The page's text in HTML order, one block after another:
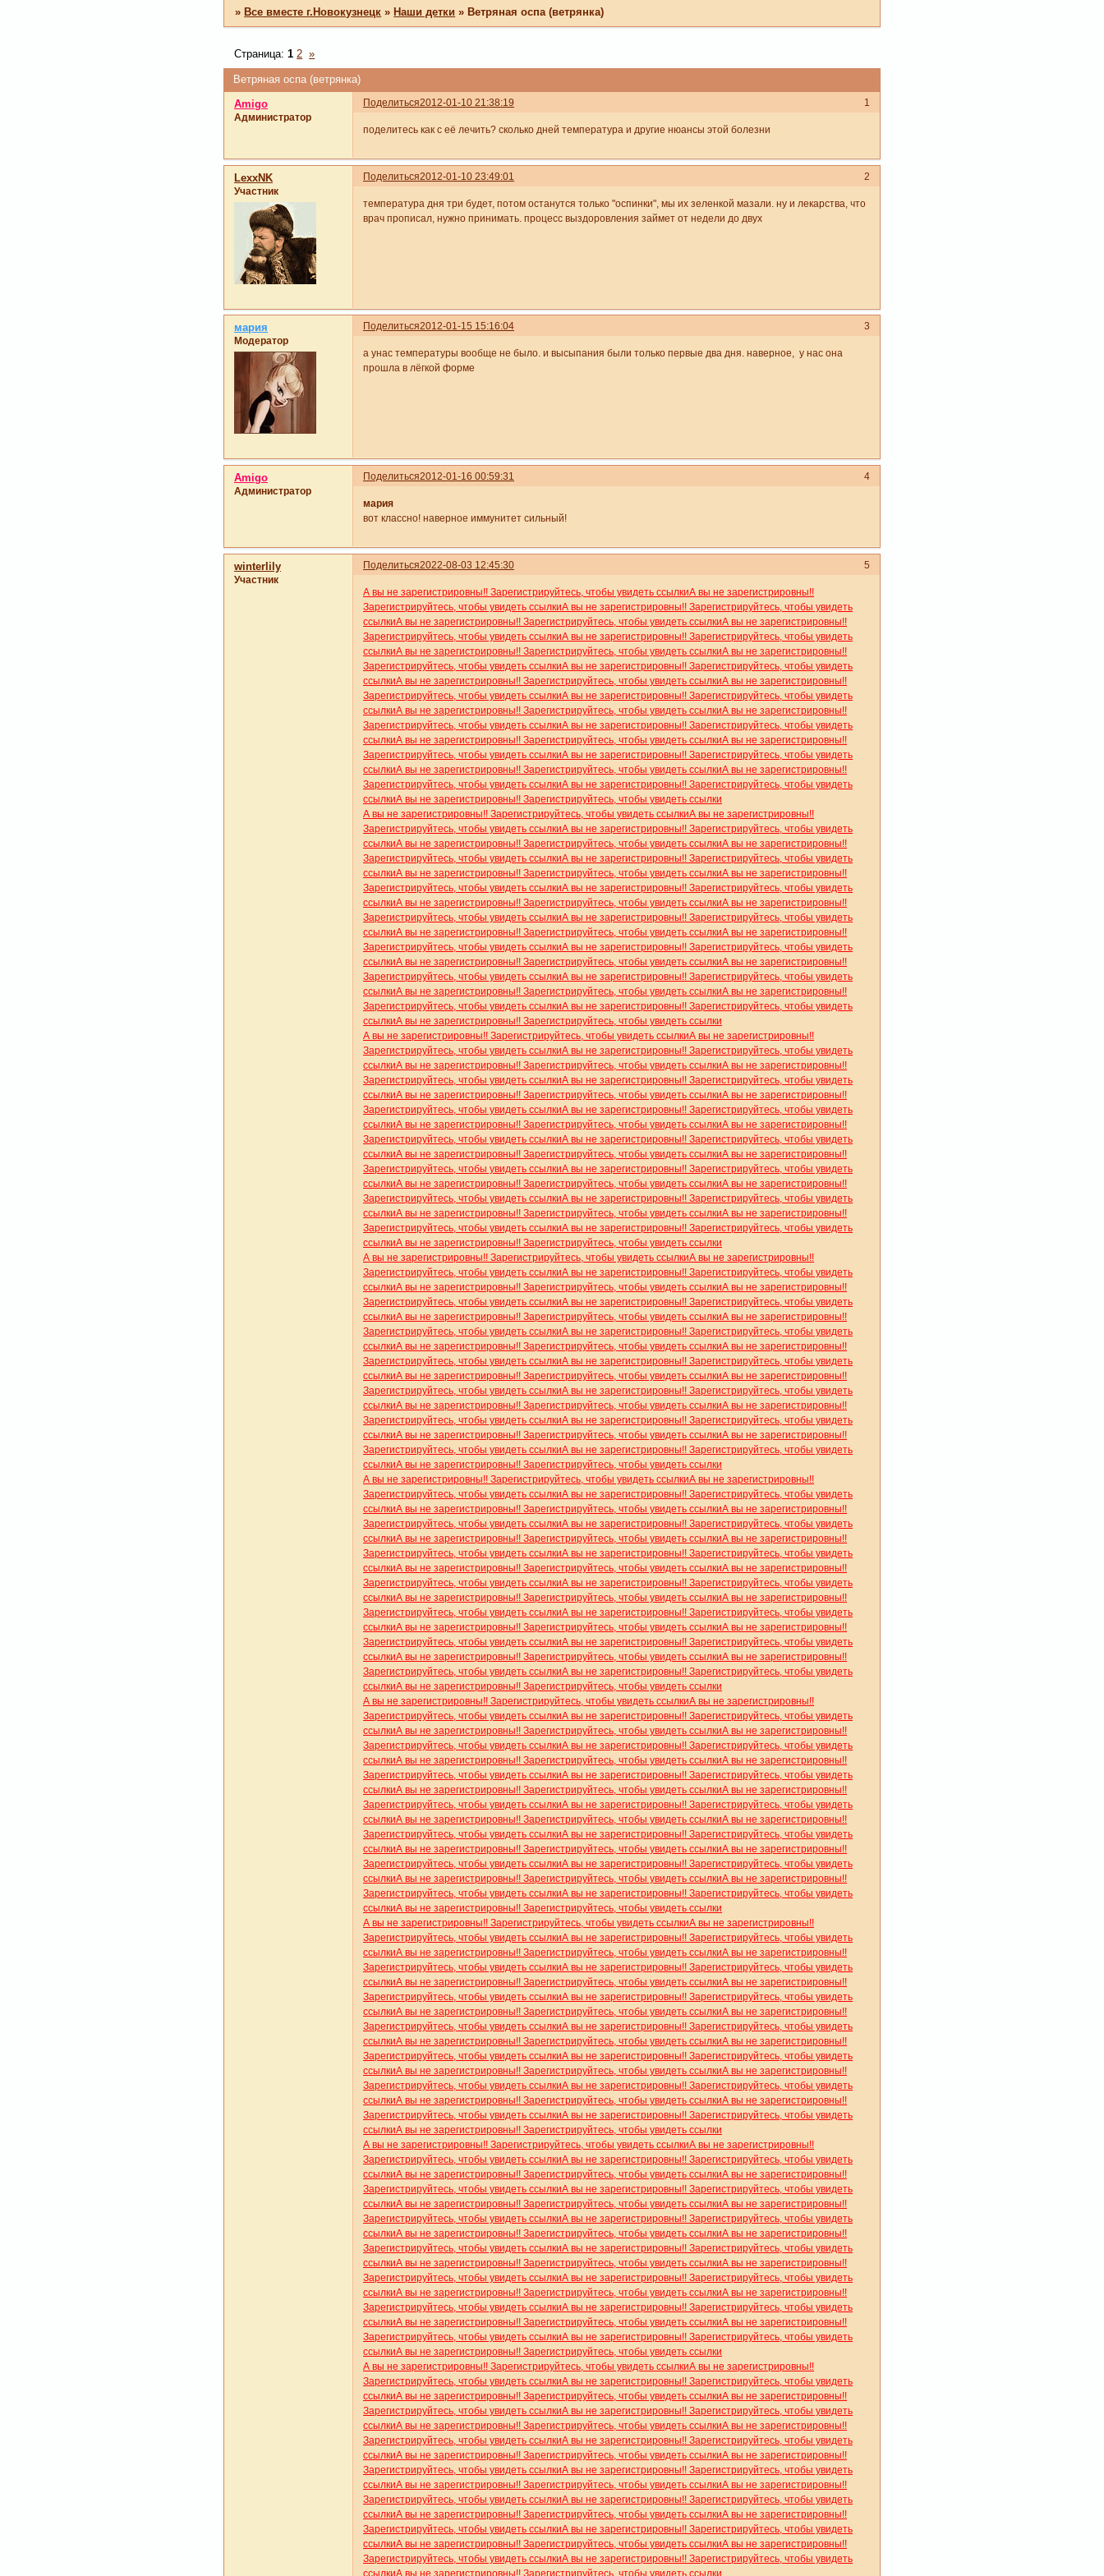
»Все вместе г.Новокузнецк »Наши детки »Ветряная оспа (ветрянка)
Ветряная оспа (ветрянка)
Страница:1 2 »
Поделиться 1
2012-01-10 21:38:19
Amigo
Администратор
поделитесь как с её лечить? сколько дней температура и другие нюансы этой болезни
Поделиться 2
2012-01-10 23:49:01
LexxNK
Участник
температура дня три будет, потом останутся только "оспинки", мы их зеленкой мазали. ну и лекарства, что
врач прописал, нужно принимать. процесс выздоровления займет от недели до двух
Поделиться 3
2012-01-15 15:16:04
мария
Модератор
а унас температуры вообще не было. и высыпания были только первые два дня. наверное, у нас она
прошла в лёгкой форме
Поделиться 4
2012-01-16 00:59:31
Amigo
Администратор
мария
вот классно! наверное иммунитет сильный!
Поделиться 5
2022-08-03 12:45:30
winterlily
Участник
А вы не зарегистрировны!! Зарегистрируйтесь, чтобы увидеть ссылкиА вы не зарегистрировны!!
Зарегистрируйтесь, чтобы увидеть ссылкиА вы не зарегистрировны!! Зарегистрируйтесь, чтобы увидеть
ссылкиА вы не зарегистрировны!! Зарегистрируйтесь, чтобы увидеть ссылкиА вы не зарегистрировны!!
Зарегистрируйтесь, чтобы увидеть ссылкиА вы не зарегистрировны!! Зарегистрируйтесь, чтобы увидеть
ссылкиА вы не зарегистрировны!! Зарегистрируйтесь, чтобы увидеть ссылкиА вы не зарегистрировны!!
Зарегистрируйтесь, чтобы увидеть ссылкиА вы не зарегистрировны!! Зарегистрируйтесь, чтобы увидеть
ссылкиА вы не зарегистрировны!! Зарегистрируйтесь, чтобы увидеть ссылкиА вы не зарегистрировны!!
Зарегистрируйтесь, чтобы увидеть ссылкиА вы не зарегистрировны!! Зарегистрируйтесь, чтобы увидеть
ссылкиА вы не зарегистрировны!! Зарегистрируйтесь, чтобы увидеть ссылкиА вы не зарегистрировны!!
Зарегистрируйтесь, чтобы увидеть ссылкиА вы не зарегистрировны!! Зарегистрируйтесь, чтобы увидеть
ссылкиА вы не зарегистрировны!! Зарегистрируйтесь, чтобы увидеть ссылкиА вы не зарегистрировны!!
Зарегистрируйтесь, чтобы увидеть ссылкиА вы не зарегистрировны!! Зарегистрируйтесь, чтобы увидеть
ссылкиА вы не зарегистрировны!! Зарегистрируйтесь, чтобы увидеть ссылкиА вы не зарегистрировны!!
Зарегистрируйтесь, чтобы увидеть ссылкиА вы не зарегистрировны!! Зарегистрируйтесь, чтобы увидеть
ссылкиА вы не зарегистрировны!! Зарегистрируйтесь, чтобы увидеть ссылки
А вы не зарегистрировны!! Зарегистрируйтесь, чтобы увидеть ссылкиА вы не зарегистрировны!!
Зарегистрируйтесь, чтобы увидеть ссылкиА вы не зарегистрировны!! Зарегистрируйтесь, чтобы увидеть
ссылкиА вы не зарегистрировны!! Зарегистрируйтесь, чтобы увидеть ссылкиА вы не зарегистрировны!!
Зарегистрируйтесь, чтобы увидеть ссылкиА вы не зарегистрировны!! Зарегистрируйтесь, чтобы увидеть
ссылкиА вы не зарегистрировны!! Зарегистрируйтесь, чтобы увидеть ссылкиА вы не зарегистрировны!!
Зарегистрируйтесь, чтобы увидеть ссылкиА вы не зарегистрировны!! Зарегистрируйтесь, чтобы увидеть
ссылкиА вы не зарегистрировны!! Зарегистрируйтесь, чтобы увидеть ссылкиА вы не зарегистрировны!!
Зарегистрируйтесь, чтобы увидеть ссылкиА вы не зарегистрировны!! Зарегистрируйтесь, чтобы увидеть
ссылкиА вы не зарегистрировны!! Зарегистрируйтесь, чтобы увидеть ссылкиА вы не зарегистрировны!!
Зарегистрируйтесь, чтобы увидеть ссылкиА вы не зарегистрировны!! Зарегистрируйтесь, чтобы увидеть
ссылкиА вы не зарегистрировны!! Зарегистрируйтесь, чтобы увидеть ссылкиА вы не зарегистрировны!!
Зарегистрируйтесь, чтобы увидеть ссылкиА вы не зарегистрировны!! Зарегистрируйтесь, чтобы увидеть
ссылкиА вы не зарегистрировны!! Зарегистрируйтесь, чтобы увидеть ссылкиА вы не зарегистрировны!!
Зарегистрируйтесь, чтобы увидеть ссылкиА вы не зарегистрировны!! Зарегистрируйтесь, чтобы увидеть
ссылкиА вы не зарегистрировны!! Зарегистрируйтесь, чтобы увидеть ссылки
А вы не зарегистрировны!! Зарегистрируйтесь, чтобы увидеть ссылкиА вы не зарегистрировны!!
Зарегистрируйтесь, чтобы увидеть ссылкиА вы не зарегистрировны!! Зарегистрируйтесь, чтобы увидеть
ссылкиА вы не зарегистрировны!! Зарегистрируйтесь, чтобы увидеть ссылкиА вы не зарегистрировны!!
Зарегистрируйтесь, чтобы увидеть ссылкиА вы не зарегистрировны!! Зарегистрируйтесь, чтобы увидеть
ссылкиА вы не зарегистрировны!! Зарегистрируйтесь, чтобы увидеть ссылкиА вы не зарегистрировны!!
Зарегистрируйтесь, чтобы увидеть ссылкиА вы не зарегистрировны!! Зарегистрируйтесь, чтобы увидеть
ссылкиА вы не зарегистрировны!! Зарегистрируйтесь, чтобы увидеть ссылкиА вы не зарегистрировны!!
Зарегистрируйтесь, чтобы увидеть ссылкиА вы не зарегистрировны!! Зарегистрируйтесь, чтобы увидеть
ссылкиА вы не зарегистрировны!! Зарегистрируйтесь, чтобы увидеть ссылкиА вы не зарегистрировны!!
Зарегистрируйтесь, чтобы увидеть ссылкиА вы не зарегистрировны!! Зарегистрируйтесь, чтобы увидеть
ссылкиА вы не зарегистрировны!! Зарегистрируйтесь, чтобы увидеть ссылкиА вы не зарегистрировны!!
Зарегистрируйтесь, чтобы увидеть ссылкиА вы не зарегистрировны!! Зарегистрируйтесь, чтобы увидеть
ссылкиА вы не зарегистрировны!! Зарегистрируйтесь, чтобы увидеть ссылкиА вы не зарегистрировны!!
Зарегистрируйтесь, чтобы увидеть ссылкиА вы не зарегистрировны!! Зарегистрируйтесь, чтобы увидеть
ссылкиА вы не зарегистрировны!! Зарегистрируйтесь, чтобы увидеть ссылки
А вы не зарегистрировны!! Зарегистрируйтесь, чтобы увидеть ссылкиА вы не зарегистрировны!!
Зарегистрируйтесь, чтобы увидеть ссылкиА вы не зарегистрировны!! Зарегистрируйтесь, чтобы увидеть
ссылкиА вы не зарегистрировны!! Зарегистрируйтесь, чтобы увидеть ссылкиА вы не зарегистрировны!!
Зарегистрируйтесь, чтобы увидеть ссылкиА вы не зарегистрировны!! Зарегистрируйтесь, чтобы увидеть
ссылкиА вы не зарегистрировны!! Зарегистрируйтесь, чтобы увидеть ссылкиА вы не зарегистрировны!!
Зарегистрируйтесь, чтобы увидеть ссылкиА вы не зарегистрировны!! Зарегистрируйтесь, чтобы увидеть
ссылкиА вы не зарегистрировны!! Зарегистрируйтесь, чтобы увидеть ссылкиА вы не зарегистрировны!!
Зарегистрируйтесь, чтобы увидеть ссылкиА вы не зарегистрировны!! Зарегистрируйтесь, чтобы увидеть
ссылкиА вы не зарегистрировны!! Зарегистрируйтесь, чтобы увидеть ссылкиА вы не зарегистрировны!!
Зарегистрируйтесь, чтобы увидеть ссылкиА вы не зарегистрировны!! Зарегистрируйтесь, чтобы увидеть
ссылкиА вы не зарегистрировны!! Зарегистрируйтесь, чтобы увидеть ссылкиА вы не зарегистрировны!!
Зарегистрируйтесь, чтобы увидеть ссылкиА вы не зарегистрировны!! Зарегистрируйтесь, чтобы увидеть
ссылкиА вы не зарегистрировны!! Зарегистрируйтесь, чтобы увидеть ссылкиА вы не зарегистрировны!!
Зарегистрируйтесь, чтобы увидеть ссылкиА вы не зарегистрировны!! Зарегистрируйтесь, чтобы увидеть
ссылкиА вы не зарегистрировны!! Зарегистрируйтесь, чтобы увидеть ссылки
А вы не зарегистрировны!! Зарегистрируйтесь, чтобы увидеть ссылкиА вы не зарегистрировны!!
Зарегистрируйтесь, чтобы увидеть ссылкиА вы не зарегистрировны!! Зарегистрируйтесь, чтобы увидеть
ссылкиА вы не зарегистрировны!! Зарегистрируйтесь, чтобы увидеть ссылкиА вы не зарегистрировны!!
Зарегистрируйтесь, чтобы увидеть ссылкиА вы не зарегистрировны!! Зарегистрируйтесь, чтобы увидеть
ссылкиА вы не зарегистрировны!! Зарегистрируйтесь, чтобы увидеть ссылкиА вы не зарегистрировны!!
Зарегистрируйтесь, чтобы увидеть ссылкиА вы не зарегистрировны!! Зарегистрируйтесь, чтобы увидеть
ссылкиА вы не зарегистрировны!! Зарегистрируйтесь, чтобы увидеть ссылкиА вы не зарегистрировны!!
Зарегистрируйтесь, чтобы увидеть ссылкиА вы не зарегистрировны!! Зарегистрируйтесь, чтобы увидеть
ссылкиА вы не зарегистрировны!! Зарегистрируйтесь, чтобы увидеть ссылкиА вы не зарегистрировны!!
Зарегистрируйтесь, чтобы увидеть ссылкиА вы не зарегистрировны!! Зарегистрируйтесь, чтобы увидеть
ссылкиА вы не зарегистрировны!! Зарегистрируйтесь, чтобы увидеть ссылкиА вы не зарегистрировны!!
Зарегистрируйтесь, чтобы увидеть ссылкиА вы не зарегистрировны!! Зарегистрируйтесь, чтобы увидеть
ссылкиА вы не зарегистрировны!! Зарегистрируйтесь, чтобы увидеть ссылкиА вы не зарегистрировны!!
Зарегистрируйтесь, чтобы увидеть ссылкиА вы не зарегистрировны!! Зарегистрируйтесь, чтобы увидеть
ссылкиА вы не зарегистрировны!! Зарегистрируйтесь, чтобы увидеть ссылки
А вы не зарегистрировны!! Зарегистрируйтесь, чтобы увидеть ссылкиА вы не зарегистрировны!!
Зарегистрируйтесь, чтобы увидеть ссылкиА вы не зарегистрировны!! Зарегистрируйтесь, чтобы увидеть
ссылкиА вы не зарегистрировны!! Зарегистрируйтесь, чтобы увидеть ссылкиА вы не зарегистрировны!!
Зарегистрируйтесь, чтобы увидеть ссылкиА вы не зарегистрировны!! Зарегистрируйтесь, чтобы увидеть
ссылкиА вы не зарегистрировны!! Зарегистрируйтесь, чтобы увидеть ссылкиА вы не зарегистрировны!!
Зарегистрируйтесь, чтобы увидеть ссылкиА вы не зарегистрировны!! Зарегистрируйтесь, чтобы увидеть
ссылкиА вы не зарегистрировны!! Зарегистрируйтесь, чтобы увидеть ссылкиА вы не зарегистрировны!!
Зарегистрируйтесь, чтобы увидеть ссылкиА вы не зарегистрировны!! Зарегистрируйтесь, чтобы увидеть
ссылкиА вы не зарегистрировны!! Зарегистрируйтесь, чтобы увидеть ссылкиА вы не зарегистрировны!!
Зарегистрируйтесь, чтобы увидеть ссылкиА вы не зарегистрировны!! Зарегистрируйтесь, чтобы увидеть
ссылкиА вы не зарегистрировны!! Зарегистрируйтесь, чтобы увидеть ссылкиА вы не зарегистрировны!!
Зарегистрируйтесь, чтобы увидеть ссылкиА вы не зарегистрировны!! Зарегистрируйтесь, чтобы увидеть
ссылкиА вы не зарегистрировны!! Зарегистрируйтесь, чтобы увидеть ссылкиА вы не зарегистрировны!!
Зарегистрируйтесь, чтобы увидеть ссылкиА вы не зарегистрировны!! Зарегистрируйтесь, чтобы увидеть
ссылкиА вы не зарегистрировны!! Зарегистрируйтесь, чтобы увидеть ссылки
А вы не зарегистрировны!! Зарегистрируйтесь, чтобы увидеть ссылкиА вы не зарегистрировны!!
Зарегистрируйтесь, чтобы увидеть ссылкиА вы не зарегистрировны!! Зарегистрируйтесь, чтобы увидеть
ссылкиА вы не зарегистрировны!! Зарегистрируйтесь, чтобы увидеть ссылкиА вы не зарегистрировны!!
Зарегистрируйтесь, чтобы увидеть ссылкиА вы не зарегистрировны!! Зарегистрируйтесь, чтобы увидеть
ссылкиА вы не зарегистрировны!! Зарегистрируйтесь, чтобы увидеть ссылкиА вы не зарегистрировны!!
Зарегистрируйтесь, чтобы увидеть ссылкиА вы не зарегистрировны!! Зарегистрируйтесь, чтобы увидеть
ссылкиА вы не зарегистрировны!! Зарегистрируйтесь, чтобы увидеть ссылкиА вы не зарегистрировны!!
Зарегистрируйтесь, чтобы увидеть ссылкиА вы не зарегистрировны!! Зарегистрируйтесь, чтобы увидеть
ссылкиА вы не зарегистрировны!! Зарегистрируйтесь, чтобы увидеть ссылкиА вы не зарегистрировны!!
Зарегистрируйтесь, чтобы увидеть ссылкиА вы не зарегистрировны!! Зарегистрируйтесь, чтобы увидеть
ссылкиА вы не зарегистрировны!! Зарегистрируйтесь, чтобы увидеть ссылкиА вы не зарегистрировны!!
Зарегистрируйтесь, чтобы увидеть ссылкиА вы не зарегистрировны!! Зарегистрируйтесь, чтобы увидеть
ссылкиА вы не зарегистрировны!! Зарегистрируйтесь, чтобы увидеть ссылкиА вы не зарегистрировны!!
Зарегистрируйтесь, чтобы увидеть ссылкиА вы не зарегистрировны!! Зарегистрируйтесь, чтобы увидеть
ссылкиА вы не зарегистрировны!! Зарегистрируйтесь, чтобы увидеть ссылки
А вы не зарегистрировны!! Зарегистрируйтесь, чтобы увидеть ссылкиА вы не зарегистрировны!!
Зарегистрируйтесь, чтобы увидеть ссылкиА вы не зарегистрировны!! Зарегистрируйтесь, чтобы увидеть
ссылкиА вы не зарегистрировны!! Зарегистрируйтесь, чтобы увидеть ссылкиА вы не зарегистрировны!!
Зарегистрируйтесь, чтобы увидеть ссылкиА вы не зарегистрировны!! Зарегистрируйтесь, чтобы увидеть
ссылкиА вы не зарегистрировны!! Зарегистрируйтесь, чтобы увидеть ссылкиА вы не зарегистрировны!!
Зарегистрируйтесь, чтобы увидеть ссылкиА вы не зарегистрировны!! Зарегистрируйтесь, чтобы увидеть
ссылкиА вы не зарегистрировны!! Зарегистрируйтесь, чтобы увидеть ссылкиА вы не зарегистрировны!!
Зарегистрируйтесь, чтобы увидеть ссылкиА вы не зарегистрировны!! Зарегистрируйтесь, чтобы увидеть
ссылкиА вы не зарегистрировны!! Зарегистрируйтесь, чтобы увидеть ссылкиА вы не зарегистрировны!!
Зарегистрируйтесь, чтобы увидеть ссылкиА вы не зарегистрировны!! Зарегистрируйтесь, чтобы увидеть
ссылкиА вы не зарегистрировны!! Зарегистрируйтесь, чтобы увидеть ссылкиА вы не зарегистрировны!!
Зарегистрируйтесь, чтобы увидеть ссылкиА вы не зарегистрировны!! Зарегистрируйтесь, чтобы увидеть
ссылкиА вы не зарегистрировны!! Зарегистрируйтесь, чтобы увидеть ссылкиА вы не зарегистрировны!!
Зарегистрируйтесь, чтобы увидеть ссылкиА вы не зарегистрировны!! Зарегистрируйтесь, чтобы увидеть
ссылкиА вы не зарегистрировны!! Зарегистрируйтесь, чтобы увидеть ссылки
А вы не зарегистрировны!! Зарегистрируйтесь, чтобы увидеть ссылкиА вы не зарегистрировны!!
Зарегистрируйтесь, чтобы увидеть ссылкиА вы не зарегистрировны!! Зарегистрируйтесь, чтобы увидеть
ссылкиА вы не зарегистрировны!! Зарегистрируйтесь, чтобы увидеть ссылкиА вы не зарегистрировны!!
Зарегистрируйтесь, чтобы увидеть ссылкиА вы не зарегистрировны!! Зарегистрируйтесь, чтобы увидеть
ссылкиА вы не зарегистрировны!! Зарегистрируйтесь, чтобы увидеть ссылкиА вы не зарегистрировны!!
Зарегистрируйтесь, чтобы увидеть ссылкиА вы не зарегистрировны!! Зарегистрируйтесь, чтобы увидеть
ссылкиА вы не зарегистрировны!! Зарегистрируйтесь, чтобы увидеть ссылкиА вы не зарегистрировны!!
Зарегистрируйтесь, чтобы увидеть ссылкиА вы не зарегистрировны!! Зарегистрируйтесь, чтобы увидеть
ссылкиА вы не зарегистрировны!! Зарегистрируйтесь, чтобы увидеть ссылкиА вы не зарегистрировны!!
Зарегистрируйтесь, чтобы увидеть ссылкиА вы не зарегистрировны!! Зарегистрируйтесь, чтобы увидеть
ссылкиА вы не зарегистрировны!! Зарегистрируйтесь, чтобы увидеть ссылкиА вы не зарегистрировны!!
Зарегистрируйтесь, чтобы увидеть ссылкиА вы не зарегистрировны!! Зарегистрируйтесь, чтобы увидеть
ссылкиА вы не зарегистрировны!! Зарегистрируйтесь, чтобы увидеть ссылкиА вы не зарегистрировны!!
Зарегистрируйтесь, чтобы увидеть ссылкиА вы не зарегистрировны!! Зарегистрируйтесь, чтобы увидеть
ссылкиА вы не зарегистрировны!! Зарегистрируйтесь, чтобы увидеть ссылки